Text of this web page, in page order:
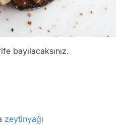
bayılacaksınız.
zeytinyağı